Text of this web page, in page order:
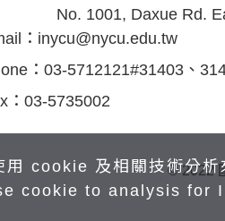
No. 1001, Daxue Rd.
： inycu@nycu.edu.tw
： 03-5712121#31403、
： 03-5735002
© 2022
用 cookie 及相關技術分析
cookie to analysis for